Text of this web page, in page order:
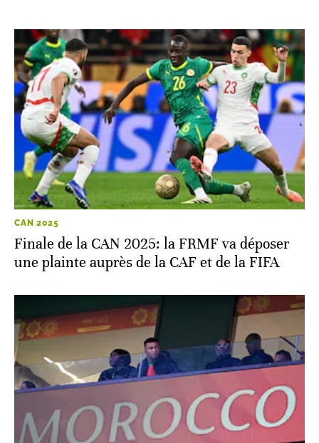
CAN 2025
Finale de la CAN 2025: la FRMF va déposer
une plainte auprès de la CAF et de la FIFA